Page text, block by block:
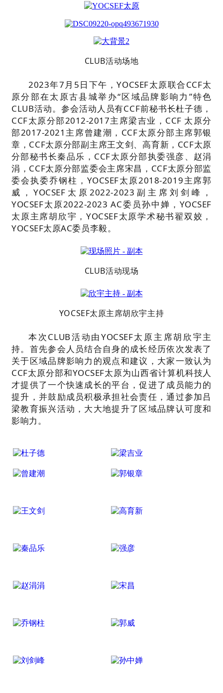
CLUB活动场地
2023年7月5日下午，YOCSEF太原联合CCF太
原分部在太原古县城举办“区域品牌影响力”特色
CLUB活动。参会活动人员有CCF前秘书长杜子德，
CCF太原分部2012-2017主席梁吉业，CCF 太原分
部2017-2021主席曾建潮，CCF太原分部主席郭银
章，CCF太原分部副主席王文剑、高育新，CCF太原
分部秘书长秦品乐，CCF太原分部执委强彦、赵涓
涓，CCF太原分部监委会主席宋昌，CCF太原分部监
委会执委乔钢柱，YOCSEF太原2018-2019主席郭
威，YOCSEF太原2022-2023副主席刘剑峰，
YOCSEF太原2022-2023 AC委员孙中婵，YOCSEF
太原主席胡欣宇，YOCSEF太原学术秘书翟双姣，
YOCSEF太原AC委员李毅。
CLUB活动现场
YOCSEF太原主席胡欣宇主持
本次CLUB活动由YOCSEF太原主席胡欣宇主
持。首先参会人员结合自身的成长经历依次发表了
关于区域品牌影响力的观点和建议，大家一致认为
CCF太原分部和YOCSEF太原为山西省计算机科技人
才提供了一个快速成长的平台，促进了成员能力的
提升，并鼓励成员积极承担社会责任，通过参加吕
梁教育振兴活动，大大地提升了区域品牌认可度和
影响力。